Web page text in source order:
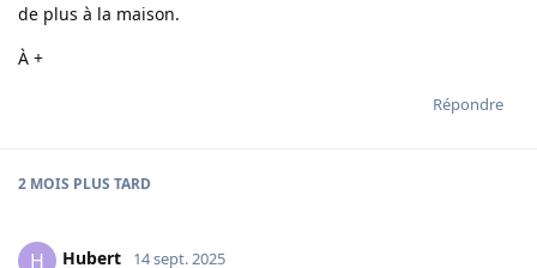
de plus à la maison.
À +
Répondre
2 MOIS PLUS TARD
H Hubert 14 sept. 2025